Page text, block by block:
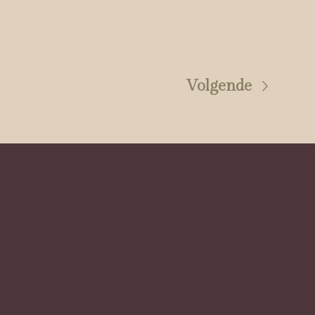
Volgende